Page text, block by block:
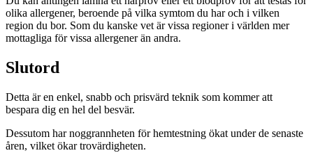
olika allergener, beroende på vilka symtom du har och i vilken
region du bor. Som du kanske vet är vissa regioner i världen mer
mottagliga för vissa allergener än andra.
Slutord
Detta är en enkel, snabb och prisvärd teknik som kommer att
bespara dig en hel del besvär.
Dessutom har noggrannheten för hemtestning ökat under de senaste
åren, vilket ökar trovärdigheten.